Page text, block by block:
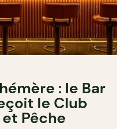
: le Bar
le Club
Pêche